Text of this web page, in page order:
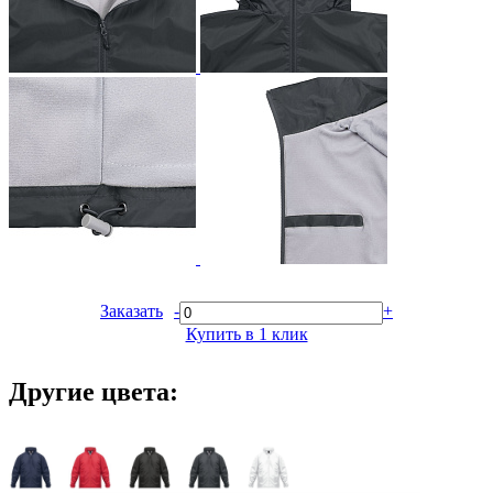
Заказать -
+
Купить в 1 клик
Другие цвета: